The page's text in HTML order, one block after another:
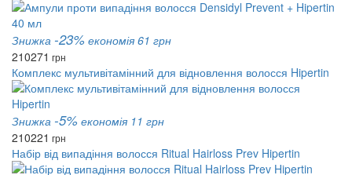
Знижка -23% економія 61 грн
210271 грн
Комплекс мультивітамінний для відновлення волосся Hipertin
Знижка -5% економія 11 грн
210221 грн
Набір від випадіння волосся Ritual Hairloss Prev Hipertin